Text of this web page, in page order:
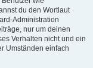
du den Wortlaut
Administration
nur um deinen
Verhalten nicht und ein
Umständen einfach